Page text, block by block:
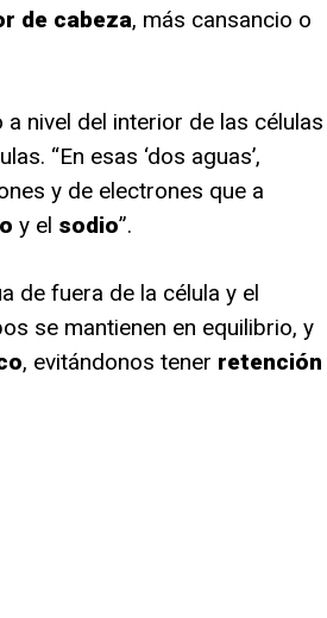
de cabeza, más cansancio o
nivel del interior de las células
“En esas ‘dos aguas’,
y de electrones que a
y el sodio”.
de fuera de la célula y el
se mantienen en equilibrio, y
, evitándonos tener retención